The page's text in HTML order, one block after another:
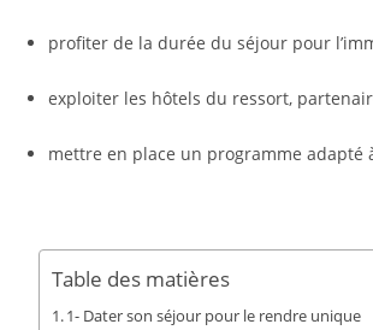
profiter de la durée du séjour pour
exploiter les hôtels du ressort,
mettre en place un programme adapté
Table des matières
1- Dater son séjour pour le rendre unique